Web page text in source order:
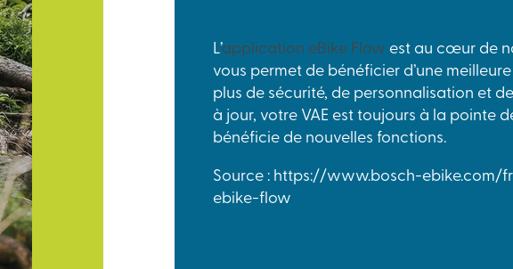
L’application eBike Flow est au cœur de
vous permet de bénéficier d’une
plus de sécurité, de personnalisation et
à jour, votre VAE est toujours à la pointe
bénéficie de nouvelles fonctions.
Source : https://www.bosch-
ebike-flow